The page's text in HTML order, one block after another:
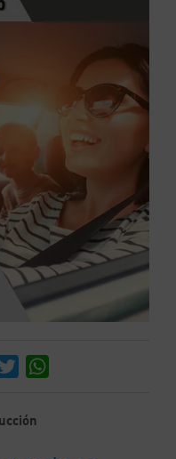
Twitter